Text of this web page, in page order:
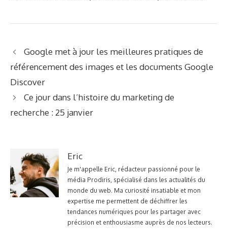
Google met à jour les meilleures pratiques de
référencement des images et les documents Google
Discover
Ce jour dans l’histoire du marketing de
recherche : 25 janvier
Eric
Je m'appelle Eric, rédacteur passionné pour le
média Prodiris, spécialisé dans les actualités du
monde du web. Ma curiosité insatiable et mon
expertise me permettent de déchiffrer les
tendances numériques pour les partager avec
précision et enthousiasme auprès de nos lecteurs.